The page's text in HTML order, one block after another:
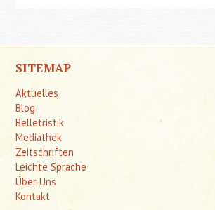
SITEMAP
Aktuelles
Blog
Belletristik
Mediathek
Zeitschriften
Leichte Sprache
Über Uns
Kontakt